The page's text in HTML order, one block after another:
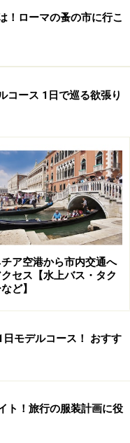
コレートは、当時の
のモディカに伝承さ
作るモディカチョコレ
食感！
公エマヌエーレ・フ
揮した功績に賜った
めます。1585年、息
ペイン王およびナポ
1598）の娘カテ
のスペシャリテであ
いよトリノ社交界で
によって一般にも紹
工房が生まれ、19世
イツに輸出するほど
！ローマの蚤の市に行こ
コース 1日で巡る欲張り
ア空港から市内交通へ
セス【水上バス・タク
ど】
モデルコース！ おすす
ト！旅行の服装計画に役